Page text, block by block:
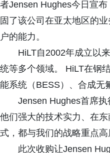
者Jensen Hughes今日宣
固了该公司在亚太地区的
户的能力。
HiLT自2002年成立以
统等多个领域。 HiLT在钢
能系统（BESS）、合成无
Jensen Hughes首席
他们强大的技术实力、在
式，都与我们的战略重点
此次收购让Jensen